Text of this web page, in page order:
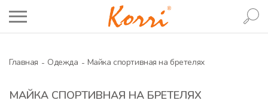
Главная Одежда Майка спортивная на бретелях
МАЙКА СПОРТИВНАЯ НА БРЕТЕЛЯХ